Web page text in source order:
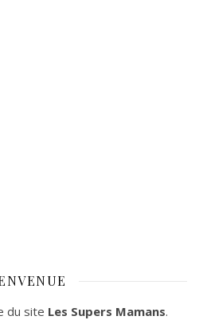
du site Les Supers Mamans.